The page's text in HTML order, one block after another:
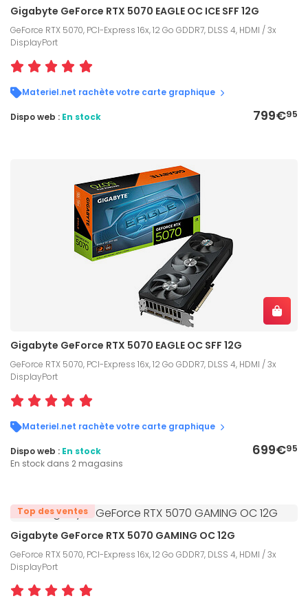
Gigabyte GeForce RTX 5070 EAGLE OC ICE SFF 12G
GeForce RTX 5070, PCI-Express 16x, 12 Go GDDR7, DLSS 4, HDMI / 3x
DisplayPort
Materiel.net rachète votre carte graphique
799€95
Dispo web : En stock
Gigabyte GeForce RTX 5070 EAGLE OC SFF 12G
GeForce RTX 5070, PCI-Express 16x, 12 Go GDDR7, DLSS 4, HDMI / 3x
DisplayPort
Materiel.net rachète votre carte graphique
699€95
Dispo web : En stock
En stock dans 2 magasins
Top des ventes
Gigabyte GeForce RTX 5070 GAMING OC 12G
GeForce RTX 5070, PCI-Express 16x, 12 Go GDDR7, DLSS 4, HDMI / 3x
DisplayPort